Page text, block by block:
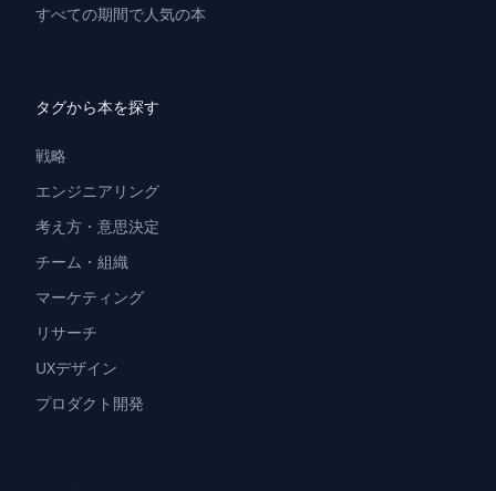
すべての期間で人気の本
タグから本を探す
戦略
エンジニアリング
考え方・意思決定
チーム・組織
マーケティング
リサーチ
UXデザイン
プロダクト開発